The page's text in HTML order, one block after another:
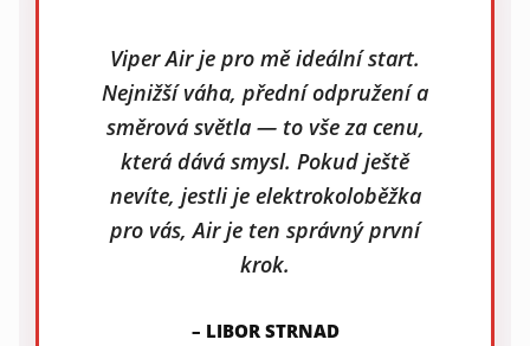
Viper Air je pro mě ideální start.
Nejnižší váha, přední odpružení a
směrová světla — to vše za cenu,
která dává smysl. Pokud ještě
nevíte, jestli je elektrokoloběžka
pro vás, Air je ten správný první
krok.
– LIBOR STRNAD